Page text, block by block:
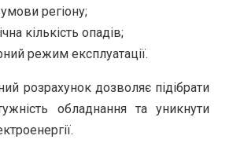
регіону;
кількість опадів;
режим експлуатації.
розрахунок дозволяє підібрати
обладнання та уникнути